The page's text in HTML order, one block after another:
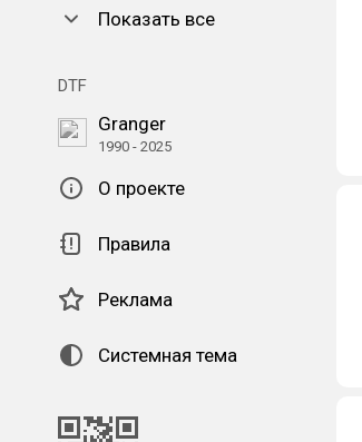
Показать все
DTF
Granger
1990 - 2025
О проекте
Правила
Реклама
Системная тема